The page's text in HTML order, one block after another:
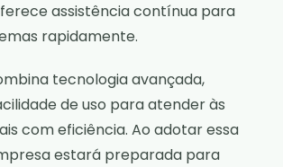
assistência contínua para
rapidamente.
tecnologia avançada,
de uso para atender às
com eficiência. Ao adotar essa
estará preparada para